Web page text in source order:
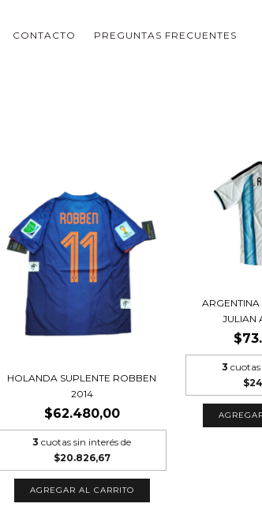
CONTACTO PREGUNTAS FRECUENTES
HOLANDA SUPLENTE ROBBEN
2014
$62.480,00
3 cuotas sin interés de
$20.826,67
AGREGAR AL CARRITO
ARGENTINA
JULIAN
3 cuotas